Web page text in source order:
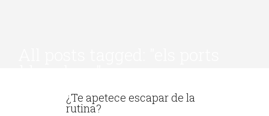
¿Te apetece escapar de la
rutina?